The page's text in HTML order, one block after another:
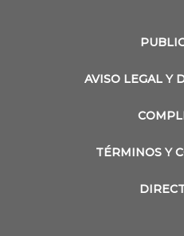
AVISO LEGAL Y
TÉRMINOS Y